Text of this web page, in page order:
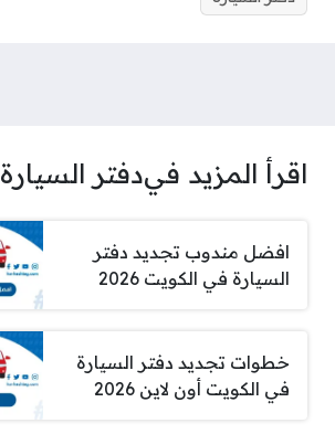
اقرأ المزيد فيدفتر السيارة
افضل مندوب تجديد دفتر
السيارة في الكويت 2026
خطوات تجديد دفتر السيارة
في الكويت أون لاين 2026